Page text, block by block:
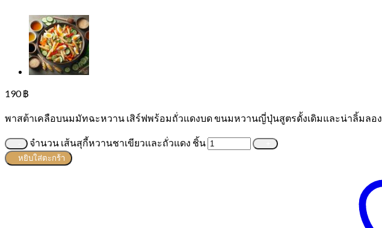
190฿
พาสต้าเคลือบนมมัทฉะหวาน เสิร์ฟพร้อมถั่วแดงบด ขนมหวานญี่ปุ่นสูตรดั้งเดิมและน่าลิ้มลอง
จำนวน เส้นสุกี้หวานชาเขียวและถั่วแดง ชิ้น
หยิบใส่ตะกร้า